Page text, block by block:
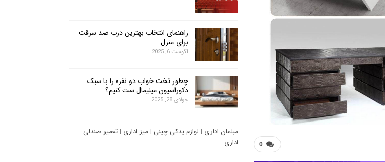
0
راهنمای انتخاب بهترین درب ضد سرقت
برای منزل
آگوست 6, 2025
چطور تخت خواب دو نفره را با سبک
دکوراسیون مینیمال ست کنیم؟
جولای 28, 2025
مبلمان اداری | لوازم یدکی چینی | میز اداری | تعمیر صندلی
اداری